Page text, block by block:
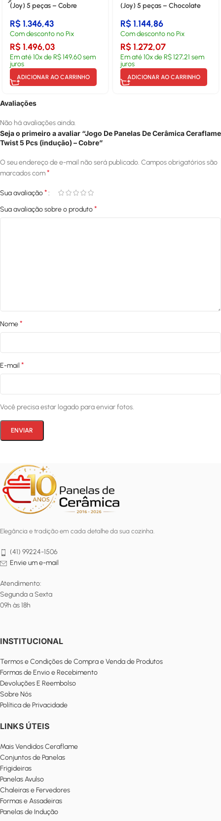
(Joy) 5 peças – Cobre
R$1.346,43
Com desconto no Pix
R$1.496,03
Em até10x deR$149,60sem
juros
ADICIONAR AO CARRINHO
(Joy) 5 peças – Chocolate
R$1.144,86
Com desconto no Pix
R$1.272,07
Em até10x deR$127,21 sem
juros
ADICIONAR AO CARRINHO
Avaliações
Não há avaliações ainda.
Seja o primeiro a avaliar “Jogo De Panelas De Cerâmica Ceraflame
Twist 5 Pcs (indução) – Cobre”
O seu endereço de e-mail não será publicado. Campos obrigatórios são
marcados com*
Sua avaliação*
Sua avaliação sobre o produto*
Nome*
E-mail *
Você precisa estar logado para enviar fotos.
Elegância e tradição em cada detalhe da sua cozinha.
(41) 99224-1506
Envie um e-mail
Atendimento:
Segunda a Sexta
09h às 18h
INSTITUCIONAL
Termos e Condições de Compra e Venda de Produtos
Formas de Envio e Recebimento
Devoluções E Reembolso
Sobre Nós
Política de Privacidade
LINKS ÚTEIS
Mais Vendidos Ceraflame
Conjuntos de Panelas
Frigideiras
Panelas Avulso
Chaleiras e Fervedores
Formas e Assadeiras
Panelas de Indução